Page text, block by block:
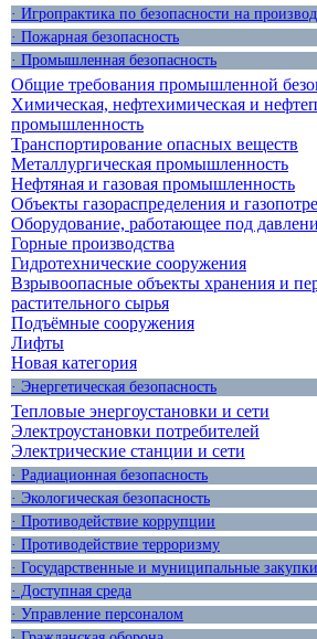
· Игропрактика по безопасности на
· Пожарная безопасность
· Промышленная безопасность
Общие требования промышленной
Химическая, нефтехимическая и
промышленность
Транспортирование опасных веществ
Металлургическая промышленность
Нефтяная и газовая промышленность
Объекты газораспределения и
Оборудование, работающее под
Горные производства
Гидротехнические сооружения
Взрывоопасные объекты хранения и
растительного сырья
Подъёмные сооружения
Лифты
Новая категория
· Энергетическая безопасность
Тепловые энергоустановки и сети
Электроустановки потребителей
Электрические станции и сети
· Радиационная безопасность
· Экологическая безопасность
· Противодействие коррупции
· Противодействие терроризму
· Государственные и муниципальные закупки
· Доступная среда
· Управление персоналом